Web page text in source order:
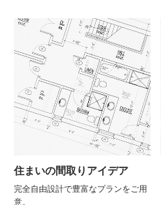
住まいの間取りアイデア
完全自由設計で豊富なプランをご用
意。